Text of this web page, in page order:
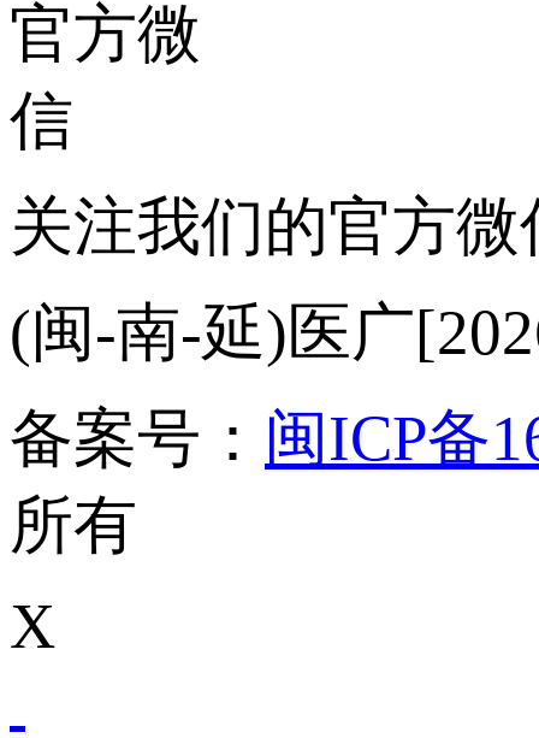
关注我们的官方微
(闽-南-延)医广
备案号： 闽ICP备
所有
X